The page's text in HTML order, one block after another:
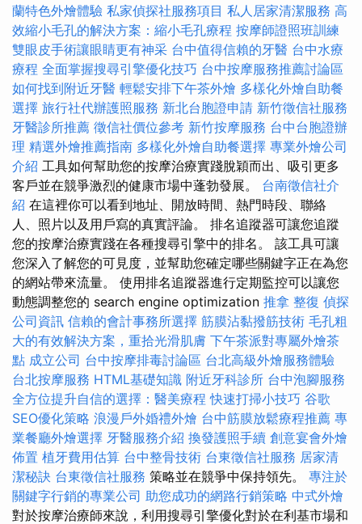
蘭特色外燴體驗 私家偵探社服務項目 私人居家清潔服務 高
效縮小毛孔的解決方案：縮小毛孔療程 按摩師證照班訓練
雙眼皮手術讓眼睛更有神采 台中值得信賴的牙醫 台中水療
療程 全面掌握搜尋引擎優化技巧 台中按摩服務推薦討論區
如何找到附近牙醫 輕鬆安排下午茶外燴 多樣化外燴自助餐
選擇 旅行社代辦護照服務 新北台胞證申請 新竹徵信社服務
牙醫診所推薦 徵信社價位參考 新竹按摩服務 台中台胞證辦
理 精選外燴推薦指南 多樣化外燴自助餐選擇 專業外燴公司
介紹 工具如何幫助您的按摩治療實踐脫穎而出、吸引更多
客戶並在競爭激烈的健康市場中蓬勃發展。 台南徵信社介
紹 在這裡你可以看到地址、開放時間、熱門時段、聯絡
人、照片以及用戶寫的真實評論。 排名追蹤器可讓您追蹤
您的按摩治療實踐在各種搜尋引擎中的排名。 該工具可讓
您深入了解您的可見度，並幫助您確定哪些關鍵字正在為您
的網站帶來流量。 使用排名追蹤器進行定期監控可以讓您
動態調整您的 search engine optimization 推拿 整復 偵探
公司資訊 信賴的會計事務所選擇 筋膜沾黏撥筋技術 毛孔粗
大的有效解決方案，重拾光滑肌膚 下午茶派對專屬外燴茶
點 成立公司 台中按摩排毒討論區 台北高級外燴服務體驗
台北按摩服務 HTML基礎知識 附近牙科診所 台中泡腳服務
全方位提升自信的選擇：醫美療程 快速打掃小技巧 谷歌
SEO優化策略 浪漫戶外婚禮外燴 台中筋膜放鬆療程推薦 專
業餐廳外燴選擇 牙醫服務介紹 換發護照手續 創意宴會外燴
佈置 植牙費用估算 台中整骨技術 台東徵信社服務 居家清
潔秘訣 台東徵信社服務 策略並在競爭中保持領先。 專注於
關鍵字行銷的專業公司 助您成功的網路行銷策略 中式外燴
對於按摩治療師來說，利用搜尋引擎優化對於在利基市場和